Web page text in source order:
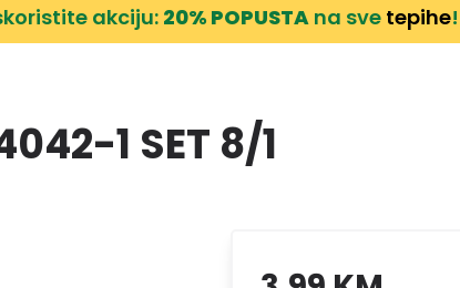
akciju:20% POPUSTA na sve tepihe!
1 SET 8/1